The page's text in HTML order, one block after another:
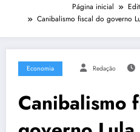
Página inicial
Canibalismo fiscal do governo
Economia Redação
Canibalismo